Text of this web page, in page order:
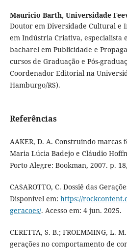
Mauricio Barth, Universidade
Doutor em Diversidade Cultural e
em Indústria Criativa, especialista
bacharel em Publicidade e
cursos de Graduação e Pós-
Coordenador Editorial na
Hamburgo/RS).
Referências
AAKER, D. A. Construindo marcas
Maria Lúcia Badejo e Cláudio
Porto Alegre: Bookman, 2007. p.
CASAROTTO, C. Dossiê das
Disponível em: https://
geracoes/. Acesso em: 4 jun. 2025.
CERETTA, S. B.; FROEMMING, L.
gerações no comportamento de